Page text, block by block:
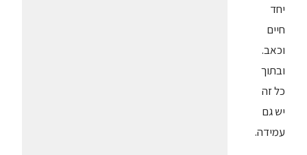
יחד
חיים
וכאב.
ובתוך
כל זה
יש גם
עמידה.